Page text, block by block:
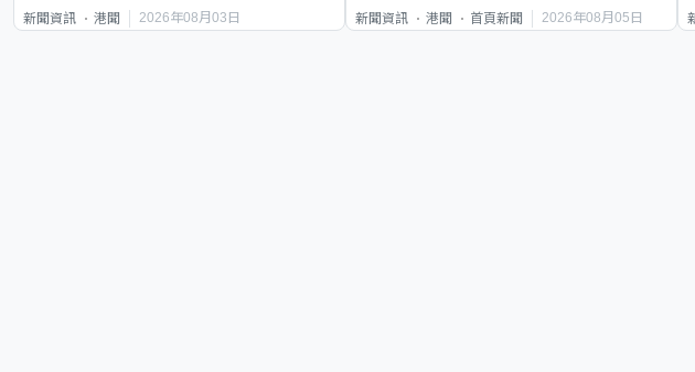
新聞資訊 港聞 2026年08月03日 新聞資訊 港聞 首頁新聞 2026年08月05日